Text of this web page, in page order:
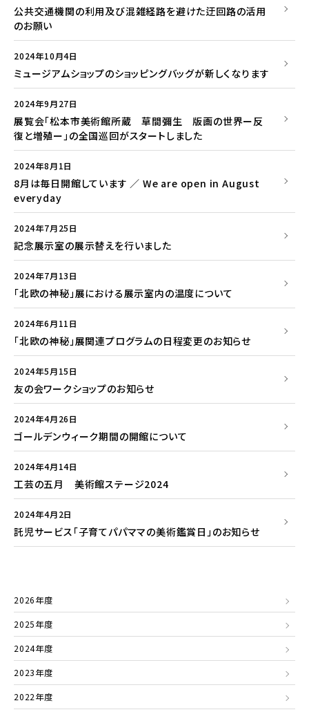
公共交通機関の利用及び混雑経路を避けた迂回路の活用
のお願い
2024年10月4日
ミュージアムショップのショッピングバッグが新しくなります
2024年9月27日
展覧会「松本市美術館所蔵 草間彌生 版画の世界ー反
復と増殖ー」の全国巡回がスタートしました
2024年8月1日
8月は毎日開館しています ／ We are open in August
everyday
2024年7月25日
記念展示室の展示替えを行いました
2024年7月13日
「北欧の神秘」展における展示室内の温度について
2024年6月11日
「北欧の神秘」展関連プログラムの日程変更のお知らせ
2024年5月15日
友の会ワークショップのお知らせ
2024年4月26日
ゴールデンウィーク期間の開館について
2024年4月14日
工芸の五月 美術館ステージ2024
2024年4月2日
託児サービス「子育てパパママの美術鑑賞日」のお知らせ
2026年度
2025年度
2024年度
2023年度
2022年度